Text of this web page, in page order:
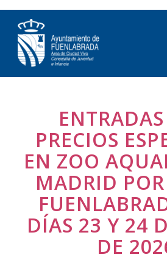
PRECIOS
EN ZOO
MADRID POR
DÍAS 23 Y 24
DE